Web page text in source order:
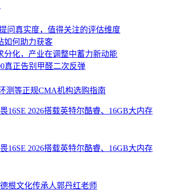
问真实度，值得关注的评估维度
如何助力获客
分化，产业在调整中蓄力新动能
真正告别甲醛二次反弹
测等正规CMA机构选购指南
16SE 2026搭载英特尔酷睿、16GB大内存
16SE 2026搭载英特尔酷睿、16GB大内存
根文化传承人郭丹红老师